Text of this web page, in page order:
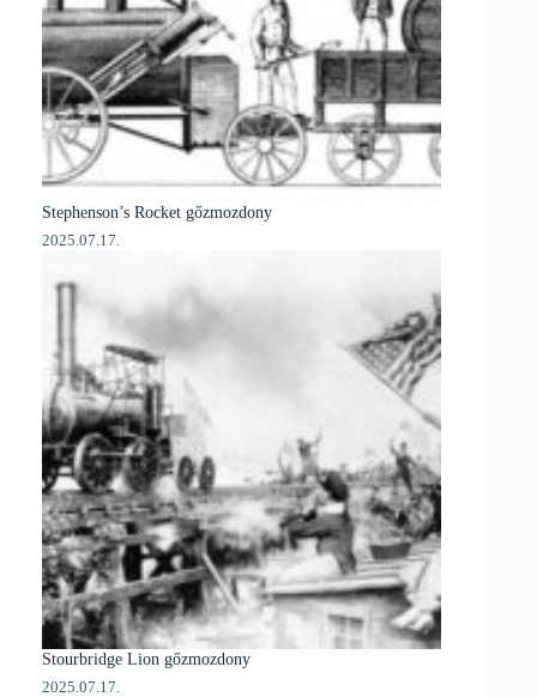
Stephenson’s Rocket gőzmozdony
2025.07.17.
Stourbridge Lion gőzmozdony
2025.07.17.